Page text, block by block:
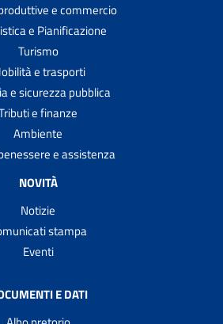
e commercio
e Pianificazione
Turismo
e trasporti
e sicurezza pubblica
e finanze
Ambiente
e assistenza
NOVITÀ
Notizie
stampa
Eventi
E DATI